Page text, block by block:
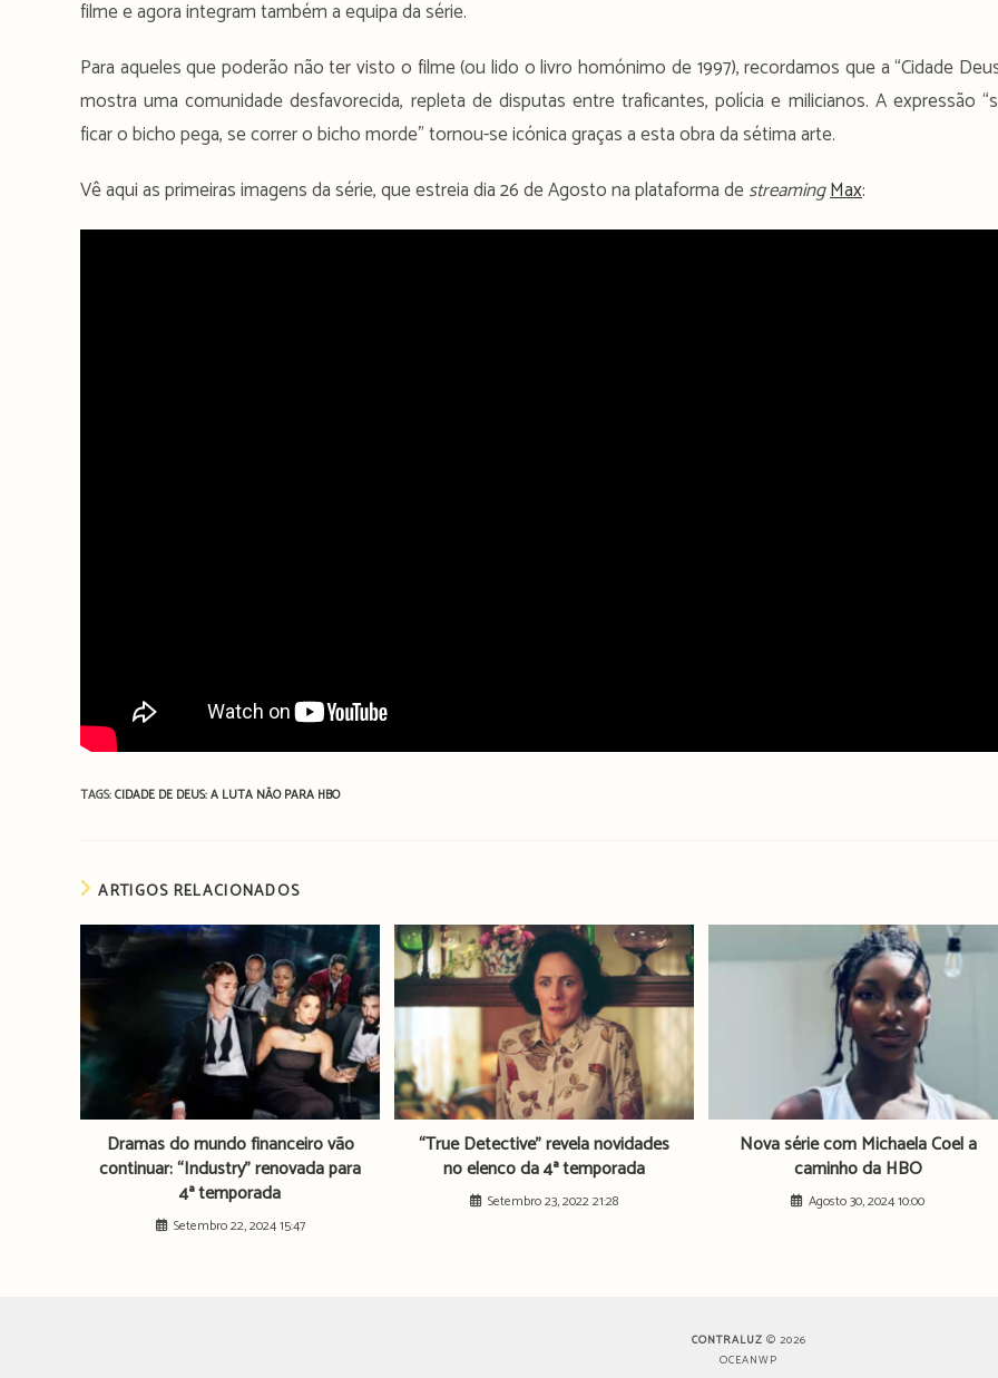
filme e agora integram também a equipa da série.
Para aqueles que poderão não ter visto o filme (ou lido o livro homónimo de 1997), recordamos que a “Cidade
mostra uma comunidade desfavorecida, repleta de disputas entre traficantes, polícia e milicianos. A expressão
ficar o bicho pega, se correr o bicho morde” tornou-se icónica graças a esta obra da sétima arte.
Vê aqui as primeiras imagens da série, que estreia dia 26 de Agosto na plataforma destreamingMax:
TAGS:CIDADE DE DEUS: A LUTA NÃO PARA HBO
ARTIGOS RELACIONADOS
Dramas do mundo financeiro vão
continuar: “Industry” renovada para
4ª temporada
Setembro 22, 2024 15:47
“True Detective” revela novidades
no elenco da 4ª temporada
Setembro 23, 2022 21:28
Nova série com Michaela Coel a
caminho da HBO
Agosto 30, 2024 10:00
CONTRALUZ © 2026
OCEANWP